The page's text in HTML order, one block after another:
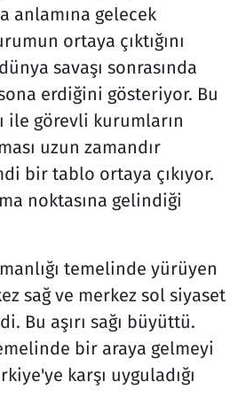
anlamına gelecek
ortaya çıktığını
savaşı sonrasında
erdiğini gösteriyor. Bu
ile görevli kurumların
uzun zamandır
bir tablo ortaya çıkıyor.
noktasına gelindiği
temelinde yürüyen
sağ ve merkez sol siyaset
Bu aşırı sağı büyüttü.
bir araya gelmeyi
karşı uyguladığı